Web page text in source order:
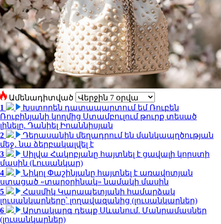
Ամենադիտված
1
Խստորեն դատապարտում եմ Ռուբեն
Ռուբինյանի կողմից Ստամբուլում թուրք տեսած
լինելը. Դանիել Իոաննիսյան
2
Դերասանին մեղադրում են մանկապղծության
մեջ․ նա ձերբակալվել է
3
Սիլվա Հակոբյանը հայտնել է ցավալի կորստի
մասին (Լուսանկար)
4
Նիկոլ Փաշինյանը հայտնել է առավոտյան
ստացած «տարօրինակ» նամակի մասին
5
Հասմիկ Կարապետյանի համարձակ
լուսանկարները՝ լողավազանից (լուսանկարներ)
6
Արտակարգ դեպք Սևանում. Մանրամասներ
(լուսանկարներ)